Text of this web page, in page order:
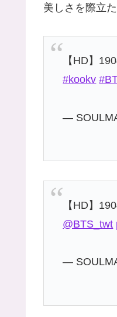
美しさを際立
【HD】
#kookv
—
【HD】
@BTS_twt
—